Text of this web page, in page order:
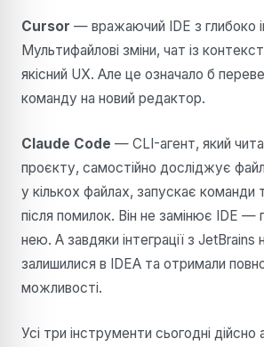
Cursor — вражаючий IDE з глибоко
Мультифайлові зміни, чат із
якісний UX. Але це означало б
команду на новий редактор.
Claude Code — CLI-агент, який
проєкту, самостійно досліджує
у кількох файлах, запускає команди
після помилок. Він не замінює IDE —
нею. А завдяки інтеграції з JetBrains
залишилися в IDEA та отримали
можливості.
Усі три інструменти сьогодні дійсно